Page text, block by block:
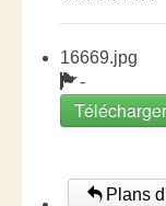
16669.jpg
-
Télécharger
Plans